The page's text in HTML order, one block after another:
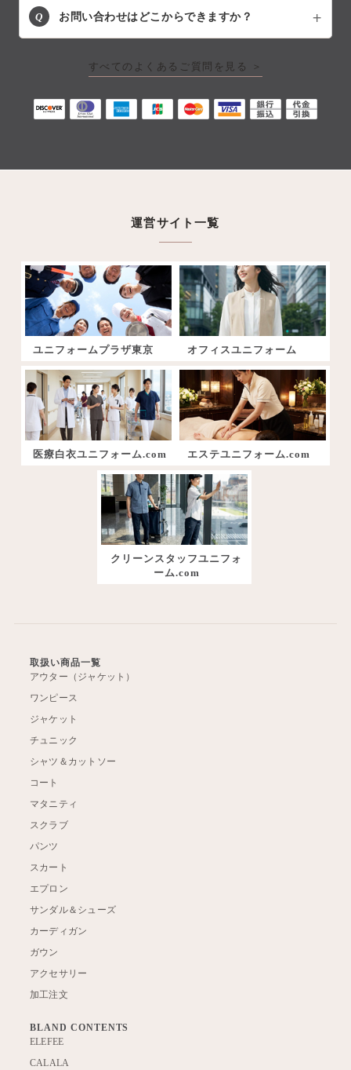
Q お問い合わせはどこからできますか？
すべてのよくあるご質問を見る ＞
運営サイト一覧
ユニフォームプラザ東京 オフィスユニフォーム
医療白衣ユニフォーム.com エステユニフォーム.com
クリーンスタッフユニフォ
ーム.com
取扱い商品一覧
アウター（ジャケット）
ワンピース
ジャケット
チュニック
シャツ＆カットソー
コート
マタニティ
スクラブ
パンツ
スカート
エプロン
サンダル＆シューズ
カーディガン
ガウン
アクセサリー
加工注文
BLAND CONTENTS
ELEFEE
CALALA